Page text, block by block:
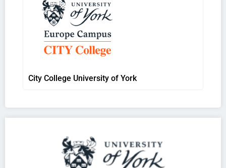
City College University of York